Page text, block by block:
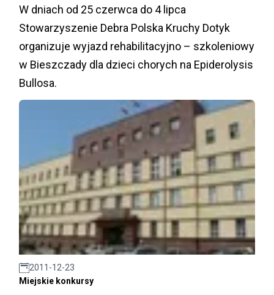
W dniach od 25 czerwca do 4 lipca
Stowarzyszenie Debra Polska Kruchy Dotyk
organizuje wyjazd rehabilitacyjno – szkoleniowy
w Bieszczady dla dzieci chorych na Epiderolysis
Bullosa.
2011-12-23
Miejskie konkursy